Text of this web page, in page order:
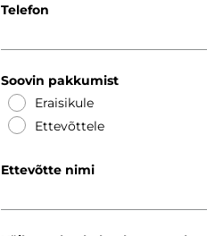
Telefon
Soovin pakkumist
Eraisikule
Ettevõttele
Ettevõtte nimi